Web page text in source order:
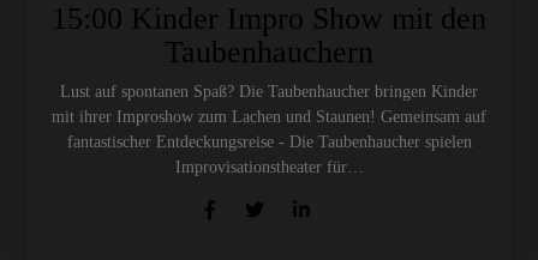
15:00 Kinder Impro Show mit den
Taubenhauchern
Lust auf spontanen Spaß? Die Taubenhaucher bringen Kinder
mit ihrer Improshow zum Lachen und Staunen! Gemeinsam auf
fantastischer Entdeckungsreise - Die Taubenhaucher spielen
Improvisationstheater für…